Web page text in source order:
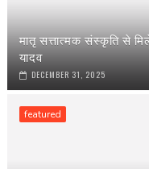
मातृ सत्तात्मक संस्कृति से
यादव
DECEMBER 31, 2025
featured